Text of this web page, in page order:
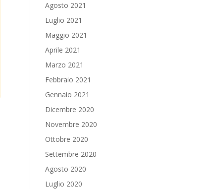
Agosto 2021
Luglio 2021
Maggio 2021
Aprile 2021
Marzo 2021
Febbraio 2021
Gennaio 2021
Dicembre 2020
Novembre 2020
Ottobre 2020
Settembre 2020
Agosto 2020
Luglio 2020